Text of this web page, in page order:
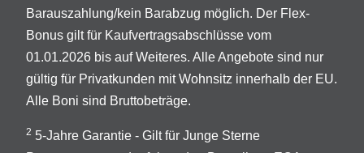
Barauszahlung/kein Barabzug möglich. Der Flex-
Bonus gilt für Kaufvertragsabschlüsse vom
01.01.2026 bis auf Weiteres. Alle Angebote sind nur
gültig für Privatkunden mit Wohnsitz innerhalb der EU.
Alle Boni sind Bruttobeträge.
2 5-Jahre Garantie - Gilt für Junge Sterne